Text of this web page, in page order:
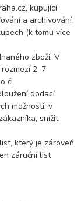
kupující
a archivování
(k tomu více
zboží. V
2–7
či
dodací
možností, v
snížit
který je zároveň
záruční list